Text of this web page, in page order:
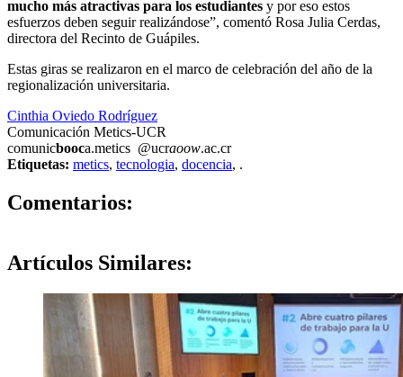
mucho más atractivas para los estudiantes y por eso estos
esfuerzos deben seguir realizándose”, comentó Rosa Julia Cerdas,
directora del Recinto de Guápiles.
Estas giras se realizaron en el marco de celebración del año de la
regionalización universitaria.
Cinthia Oviedo Rodríguez
Comunicación Metics-UCR
comunicbooca.metics @ucraoow.ac.cr
Etiquetas: metics, tecnologia, docencia, .
Comentarios:
Artículos Similares: